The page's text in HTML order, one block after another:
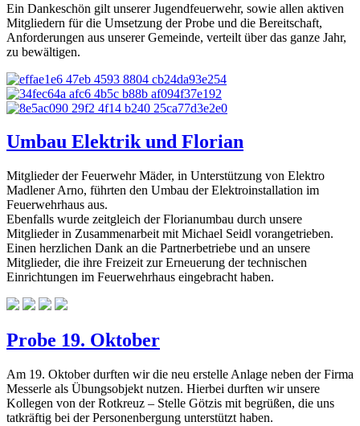
Ein Dankeschön gilt unserer Jugendfeuerwehr, sowie allen aktiven
Mitgliedern für die Umsetzung der Probe und die Bereitschaft,
Anforderungen aus unserer Gemeinde, verteilt über das ganze Jahr,
zu bewältigen.
Umbau Elektrik und Florian
Mitglieder der Feuerwehr Mäder, in Unterstützung von Elektro
Madlener Arno, führten den Umbau der Elektroinstallation im
Feuerwehrhaus aus.
Ebenfalls wurde zeitgleich der Florianumbau durch unsere
Mitglieder in Zusammenarbeit mit Michael Seidl vorangetrieben.
Einen herzlichen Dank an die Partnerbetriebe und an unsere
Mitglieder, die ihre Freizeit zur Erneuerung der technischen
Einrichtungen im Feuerwehrhaus eingebracht haben.
Probe 19. Oktober
Am 19. Oktober durften wir die neu erstelle Anlage neben der Firma
Messerle als Übungsobjekt nutzen. Hierbei durften wir unsere
Kollegen von der Rotkreuz – Stelle Götzis mit begrüßen, die uns
tatkräftig bei der Personenbergung unterstützt haben.